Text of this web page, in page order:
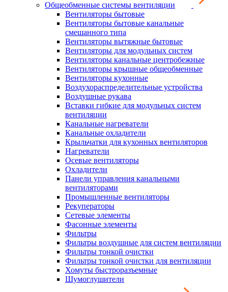
Общеобменные системы вентиляции
Вентиляторы бытовые
Вентиляторы бытовые канальные
смешанного типа
Вентиляторы вытяжные бытовые
Вентиляторы для модульных систем
Вентиляторы канальные центробежные
Вентиляторы крышные общеобменные
Вентиляторы кухонные
Воздухораспределительные устройства
Воздушные рукава
Вставки гибкие для модульных систем
вентиляции
Канальные нагреватели
Канальные охладители
Крыльчатки для кухонных вентиляторов
Нагреватели
Осевые вентиляторы
Охладители
Панели управления канальными
вентиляторами
Промышленные вентиляторы
Рекуператоры
Сетевые элементы
Фасонные элементы
Фильтры
Фильтры воздушные для систем вентиляции
Фильтры тонкой очистки
Фильтры тонкой очистки для вентиляции
Хомуты быстроразъемные
Шумоглушители